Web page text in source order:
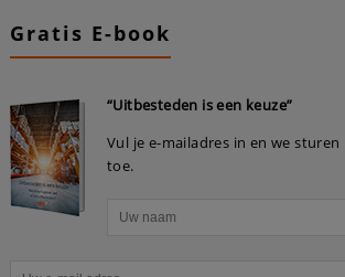
Gratis E-book
“Uitbesteden is een keuze”
Vul je e-mailadres in en we
toe.